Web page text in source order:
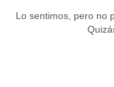
Lo sentimos, pero no